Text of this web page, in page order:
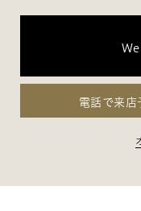
電話で来店